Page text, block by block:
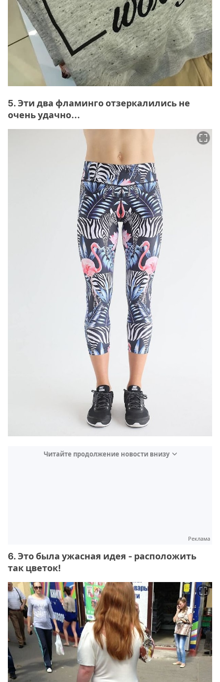
5. Эти два фламинго отзеркалились не
очень удачно...
Читайте продолжение новости внизу
Реклама
6. Это была ужасная идея - расположить
так цветок!